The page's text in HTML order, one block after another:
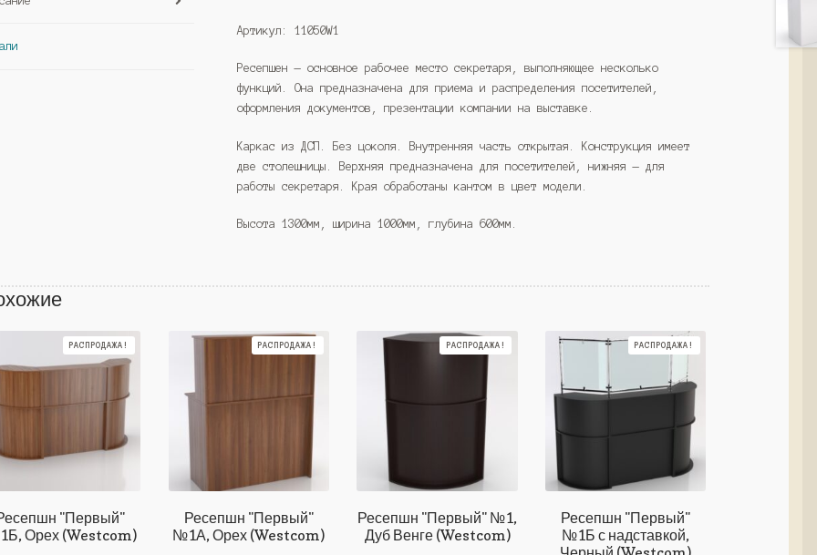
Артикул: 11050W1
Ресепшен — основное рабочее место секретаря, выполняющее несколько
функций. Она предназначена для приема и распределения посетителей,
оформления документов, презентации компании на выставке.
Каркас из ДСП. Без цоколя. Внутренняя часть открытая. Конструкция имеет
две столешницы. Верхняя предназначена для посетителей, нижняя — для
работы секретаря. Края обработаны кантом в цвет модели.
Высота 1300мм, ширина 1000мм, глубина 600мм.
"Первый"
Орех (Westcom)
РАСПРОДАЖА!
Ресепшн "Первый"
№1А, Орех (Westcom)
РАСПРОДАЖА!
Ресепшн "Первый" №1,
Дуб Венге (Westcom)
РАСПРОДАЖА!
Ресепшн "Первый"
№1Б с надставкой,
РАСПРОДАЖА!